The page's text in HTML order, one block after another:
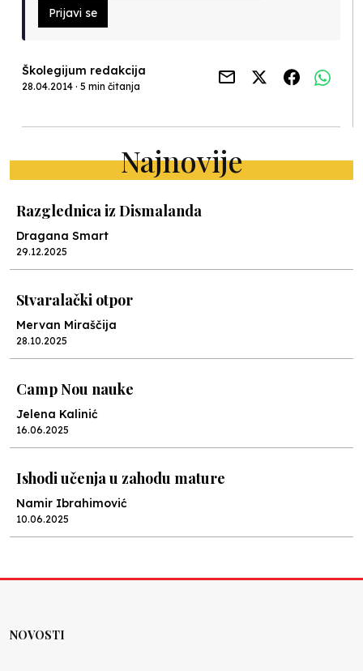
Prijavi se
Školegijum redakcija
28.04.2014 · 5 min čitanja
Najnovije
Razglednica iz Dismalanda
Dragana Smart
29.12.2025
Stvaralački otpor
Mervan Miraščija
28.10.2025
Camp Nou nauke
Jelena Kalinić
16.06.2025
Ishodi učenja u zahodu mature
Namir Ibrahimović
10.06.2025
NOVOSTI